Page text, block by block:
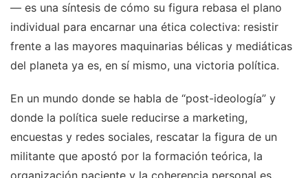
— es una síntesis de cómo su figura rebasa el plano
individual para encarnar una ética colectiva: resistir
frente a las mayores maquinarias bélicas y mediáticas
del planeta ya es, en sí mismo, una victoria política.
En un mundo donde se habla de “post-ideología” y
donde la política suele reducirse a marketing,
encuestas y redes sociales, rescatar la figura de un
militante que apostó por la formación teórica, la
organización paciente y la coherencia personal es,